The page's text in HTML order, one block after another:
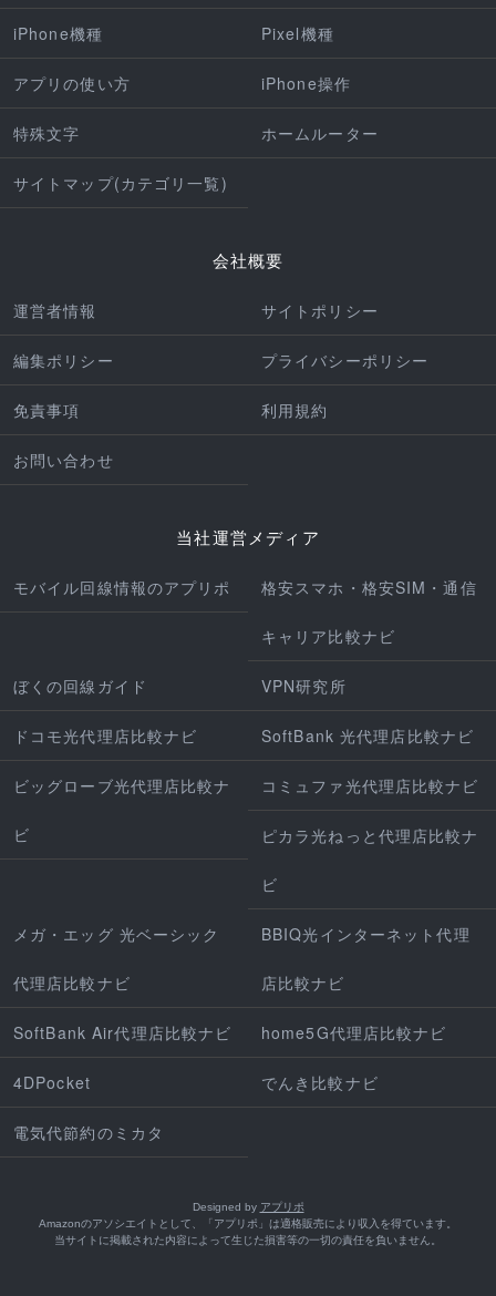
iPhone機種 Pixel機種
アプリの使い方 iPhone操作
特殊文字 ホームルーター
サイトマップ(カテゴリ一覧)
会社概要
運営者情報 サイトポリシー
編集ポリシー プライバシーポリシー
免責事項 利用規約
お問い合わせ
当社運営メディア
モバイル回線情報のアプリポ 格安スマホ・格安SIM・通信
キャリア比較ナビ
ぼくの回線ガイド VPN研究所
ドコモ光代理店比較ナビ SoftBank 光代理店比較ナビ
ビッグローブ光代理店比較ナ
ビ
コミュファ光代理店比較ナビ
ピカラ光ねっと代理店比較ナ
ビ
メガ・エッグ 光ベーシック
代理店比較ナビ
BBIQ光インターネット代理
店比較ナビ
SoftBank Air代理店比較ナビ home5G代理店比較ナビ
4DPocket でんき比較ナビ
電気代節約のミカタ
Designed by アプリポ
Amazonのアソシエイトとして、「アプリポ」は適格販売により収入を得ています。
当サイトに掲載された内容によって生じた損害等の一切の責任を負いません。